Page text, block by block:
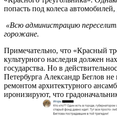
попасть под колеса автомобилей,
«Всю администрацию
горожане.
Примечательно, что «Красный
культурного наследия должен
государства. Но в
Петербурга Александр Беглов не
ремонтом архитектурного
иронизируют, что